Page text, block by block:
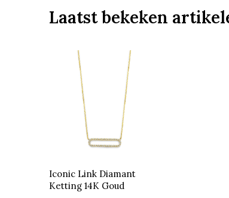
Laatst bekeken
Iconic Link Diamant
Ketting 14K Goud